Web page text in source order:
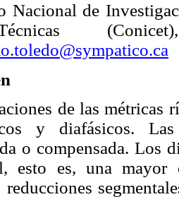
Nacional de
de las métricas
y diafásicos.
o compensada. Los
esto es, una
reducciones